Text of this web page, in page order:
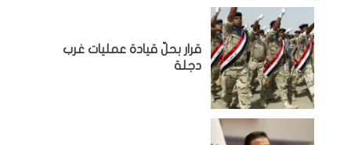
قرار بحلّ قيادة عمليات غرب
دجلة